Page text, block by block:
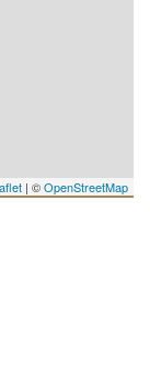
| ©OpenStreetMap